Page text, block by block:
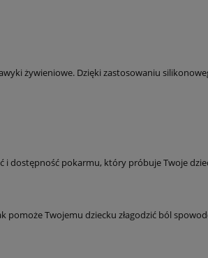
żywieniowe. Dzięki zastosowaniu
i dostępność pokarmu, który próbuje Twoje
pomoże Twojemu dziecku złagodzić ból